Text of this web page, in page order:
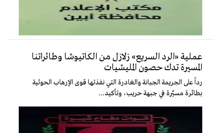
عملية «الرد السريع» زلازل من الكاتيوشا وطائراتنا
المسيرة تدك حصون المليشيات
رداً على الجريمة الجبانة والغادرة التي نفذتها قوى الإرهاب الحوثية
بطائرة مسيّرة في جبهة حريب، وتأكيد...